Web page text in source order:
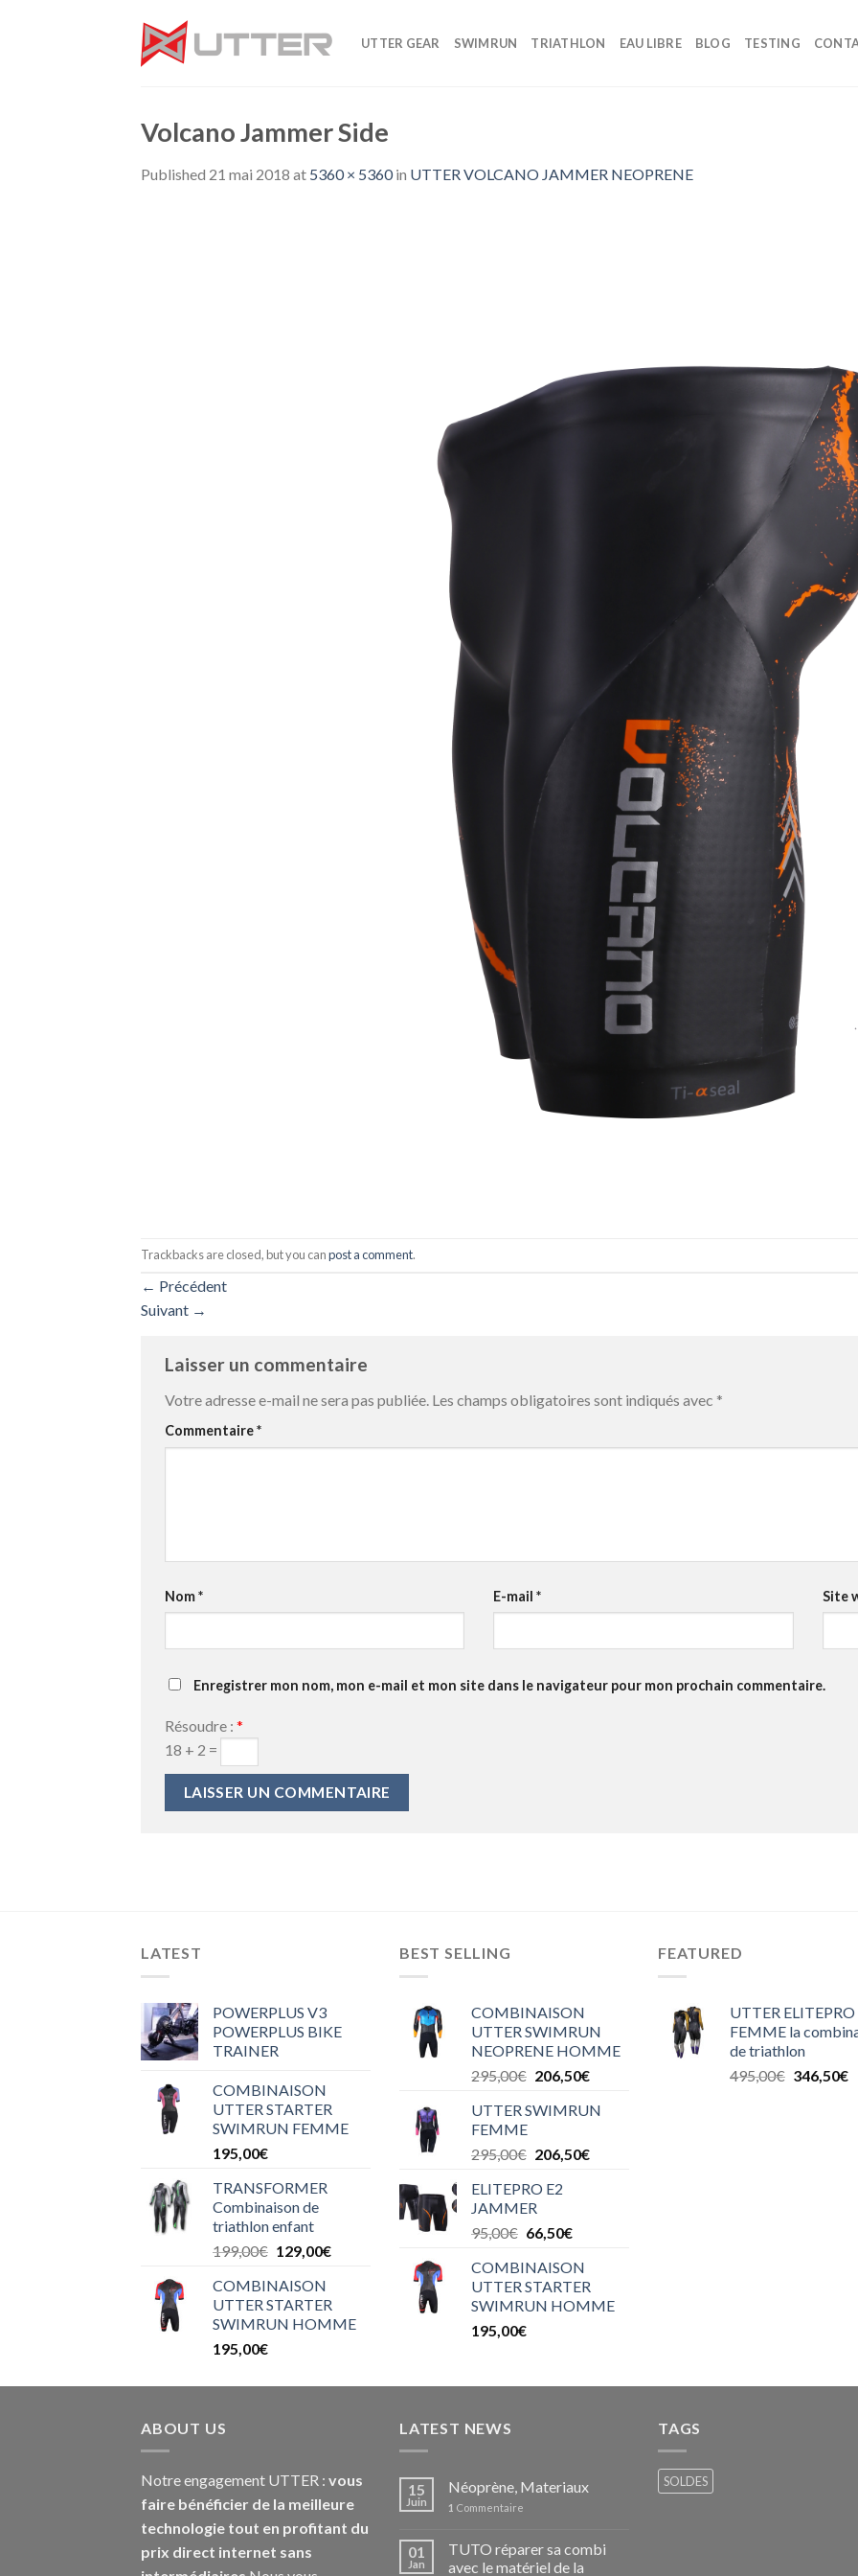
UTTER GEAR SWIMRUN TRIATHLON EAU LIBRE BLOG TESTING
Volcano Jammer Side
Published 21 mai 2018 at 5360 × 5360in UTTER VOLCANO JAMMER NEOPRENE
Trackbacks are closed, but you canpost a comment.
← Précédent
Suivant →
Laisser un commentaire
Votre adresse e-mail ne sera pas publiée. Les champs obligatoires sont indiqués avec *
Commentaire*
Nom* E-mail* Site
Enregistrer mon nom, mon e-mail et mon site dans le navigateur pour mon prochain commentaire.
Résoudre : *
18 + 2 =
LATEST
POWERPLUS V3
POWERPLUS BIKE
TRAINER
COMBINAISON
UTTER STARTER
SWIMRUN FEMME
195,00€
TRANSFORMER
Combinaison de
triathlon enfant
199,00€ 129,00€
COMBINAISON
UTTER STARTER
SWIMRUN HOMME
195,00€
BEST SELLING
COMBINAISON
UTTER SWIMRUN
NEOPRENE HOMME
295,00€ 206,50€
UTTER SWIMRUN
FEMME
295,00€ 206,50€
ELITEPRO E2
JAMMER
95,00€ 66,50€
COMBINAISON
UTTER STARTER
SWIMRUN HOMME
195,00€
FEATURED
UTTER ELITEPRO
FEMME la
de triathlon
495,00€ 346,50€
ABOUT US
Notre engagement UTTER : vous
faire bénéficier de la meilleure
technologie tout en profitant du
prix direct internet sans
LATEST NEWS
15
Juin
Néoprène, Materiaux
1 Commentaire
01
Jan
TUTO réparer sa combi
avec le matériel de la
TAGS
SOLDES